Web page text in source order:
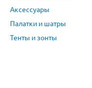
Аксессуары
Палатки и шатры
Тенты и зонты